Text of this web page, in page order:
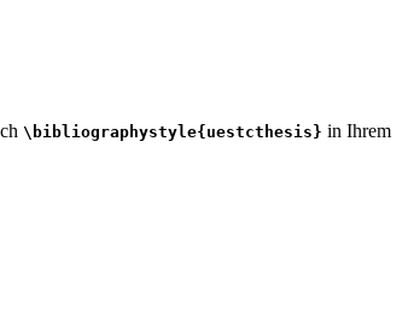
\bibliographystyle{uestcthesis} in Ihrem